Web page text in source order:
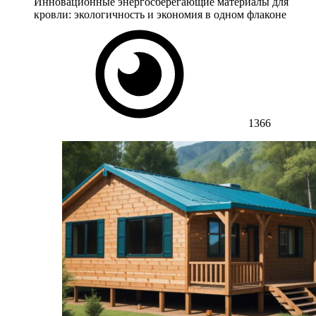
кровли: экологичность и экономия в одном флаконе
1366